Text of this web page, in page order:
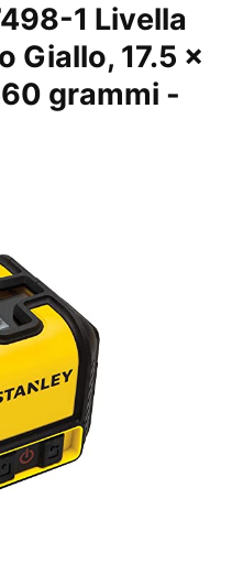
1 Livella
Giallo, ‎17.5 x
grammi -